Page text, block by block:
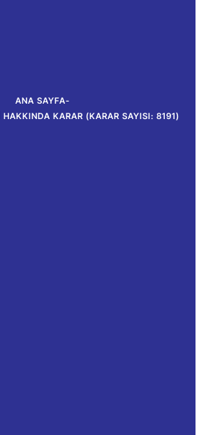
ANA SAYFA-
HAKKINDA KARAR (KARAR SAYISI: 8191)